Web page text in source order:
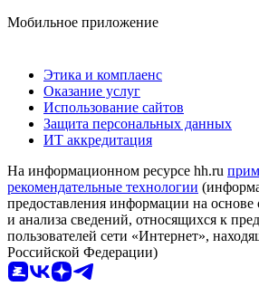
Мобильное приложение
Этика и комплаенс
Оказание услуг
Использование сайтов
Защита персональных данных
ИТ аккредитация
На информационном ресурсе hh.ru
рекомендательные технологии
предоставления информации на основе
и анализа сведений, относящихся к
пользователей сети «Интернет»,
Российской Федерации)